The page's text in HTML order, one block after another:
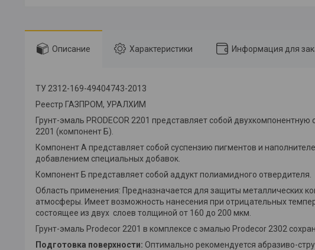
Описание Характеристики Информация для
ТУ 2312-169-49404743-2013
Реестр ГАЗПРОМ, УРАЛХИМ
Грунт-эмаль PRODECOR 2201 представляет собой
2201 (компонент Б).
Компонент А представляет собой суспензию пигментов и
добавлением специальных добавок.
Компонент Б представляет собой аддукт полиамидного отвердителя.
Область применения: Предназначается для защиты металлических
атмосферы. Имеет возможность нанесения при отрицательных
состоящее из двух слоев толщиной от 160 до 200 мкм.
Грунт-эмаль Prodecor 2201 в комплексе с эмалью Prodecor 2302
Подготовка поверхности: Оптимально рекомендуется абразиво-